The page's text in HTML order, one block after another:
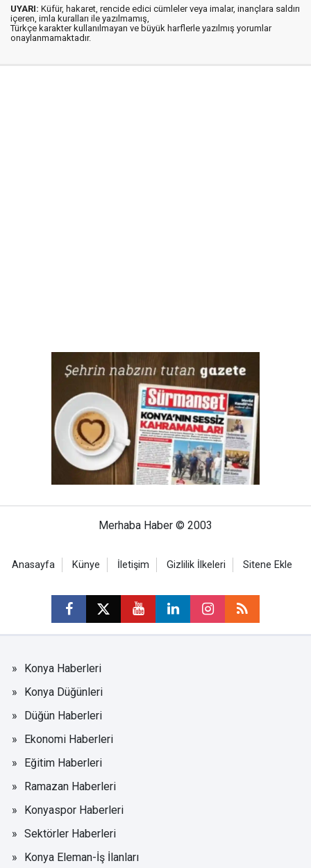
UYARI: Küfür, hakaret, rencide edici cümleler veya imalar, inançlara saldırı
içeren, imla kuralları ile yazılmamış,
Türkçe karakter kullanılmayan ve büyük harflerle yazılmış yorumlar
onaylanmamaktadır.
Merhaba Haber © 2003
Anasayfa Künye İletişim Gizlilik İlkeleri Sitene Ekle
Konya Haberleri
Konya Düğünleri
Düğün Haberleri
Ekonomi Haberleri
Eğitim Haberleri
Ramazan Haberleri
Konyaspor Haberleri
Sektörler Haberleri
Konya Eleman-İş İlanları